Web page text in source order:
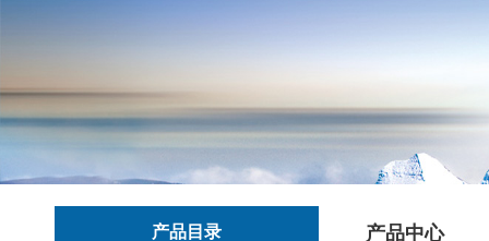
产品目录 产品中心